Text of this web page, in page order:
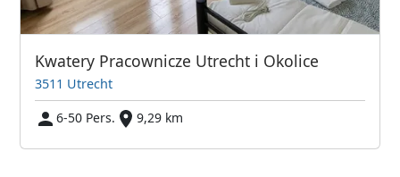
Kwatery Pracownicze Utrecht i Okolice
3511 Utrecht
6-50 Pers.
9,29 km